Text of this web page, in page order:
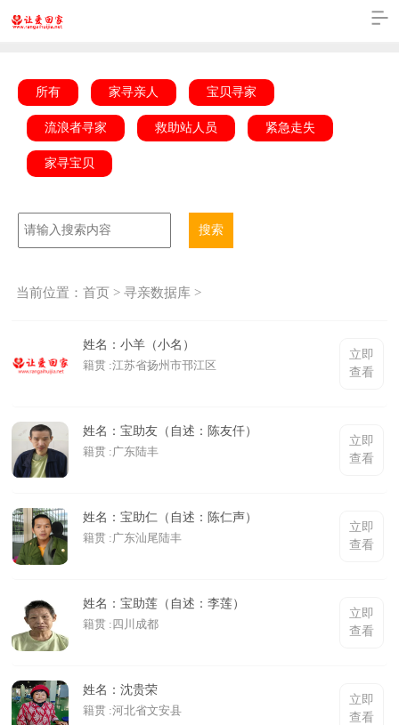
所有 家寻亲人 宝贝寻家
流浪者寻家 救助站人员 紧急走失
家寻宝贝
搜索
当前位置：首页 >寻亲数据库 >
姓名：小羊（小名）
籍贯 :江苏省扬州市邗江区
立即
查看
姓名：宝助友（自述：陈友仟）
籍贯 :广东陆丰
立即
查看
姓名：宝助仁（自述：陈仁声）
籍贯 :广东汕尾陆丰
立即
查看
姓名：宝助莲（自述：李莲）
籍贯 :四川成都
立即
查看
姓名：沈贵荣
籍贯 :河北省文安县
立即
查看